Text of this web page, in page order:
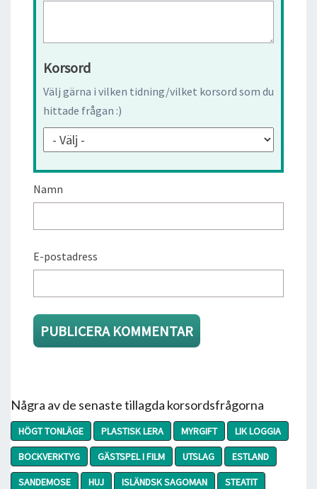
Korsord
Välj gärna i vilken tidning/vilket korsord som du
hittade frågan :)
Namn
E-postadress
Några av de senaste tillagda korsordsfrågorna
HÖGT TONLÄGE PLASTISK LERA MYRGIFT
LIK LOGGIA
BOCKVERKTYG
GÄSTSPEL I FILM UTSLAG
ESTLAND
SANDEMOSE
HUJ ISLÄNDSK SAGOMAN
STEATIT